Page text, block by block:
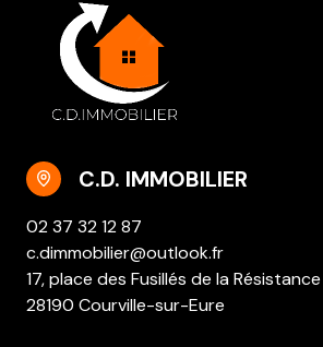
C.D. IMMOBILIER
02 37 32 12 87
c.dimmobilier@outlook.fr
17, place des Fusillés de la Résistance
28190 Courville-sur-Eure